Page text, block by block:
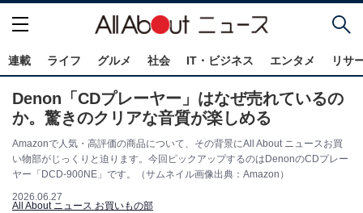
連載 ライフ グルメ 社会 IT・ビジネス エンタメ リサ
Denon「CDプレーヤー」はなぜ売れているの
か。驚きのクリアな音質が楽しめる
Amazonで人気・高評価の商品について、その背景にAll About ニュースお買
い物部がじっくりと迫ります。今回ピックアップするのはDenonのCDプレー
ヤー「DCD-900NE」です。（サムネイル画像出典：Amazon）
2026.06.27
All About ニュース お買いもの部